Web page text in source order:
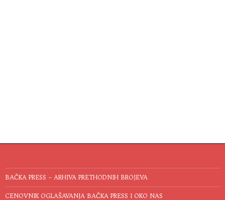
BAČKA PRESS – ARHIVA PRETHODNIH BROJEVA
CENOVNIK OGLAŠAVANJA BAČKA PRESS I OKO NAS